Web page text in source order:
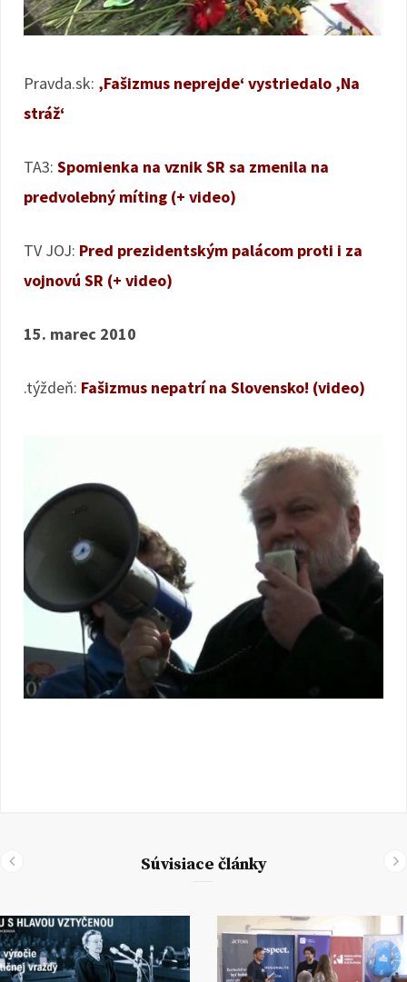
Pravda.sk: ‚Fašizmus neprejde‘ vystriedalo ‚Na
stráž‘
TA3: Spomienka na vznik SR sa zmenila na
predvolebný míting (+ video)
TV JOJ: Pred prezidentským palácom proti i za
vojnovú SR (+ video)
15. marec 2010
.týždeň: Fašizmus nepatrí na Slovensko! (video)
Súvisiace články